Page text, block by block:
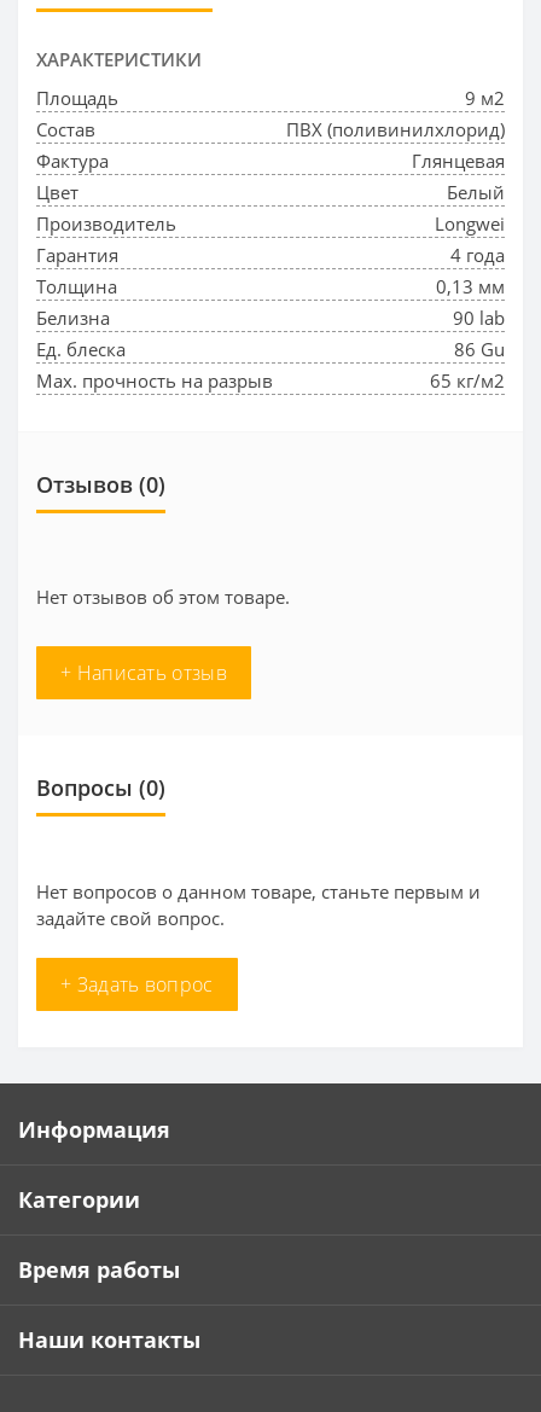
ХАРАКТЕРИСТИКИ
Площадь
9 м2
Состав
ПВХ (поливинилхлорид)
Фактура
Глянцевая
Цвет
Белый
Производитель
Longwei
Гарантия
4 года
Толщина
0,13 мм
Белизна
90 lab
Ед. блеска
86 Gu
Max. прочность на разрыв
65 кг/м2
Отзывов (0)
Нет отзывов об этом товаре.
+ Написать отзыв
Вопросы (0)
Нет вопросов о данном товаре, станьте первым и
задайте свой вопрос.
+ Задать вопрос
Информация
Категории
Время работы
Наши контакты